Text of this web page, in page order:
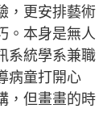
，更安排藝術
。本身是無人
系統學系兼職
病童打開心
，但畫畫的時